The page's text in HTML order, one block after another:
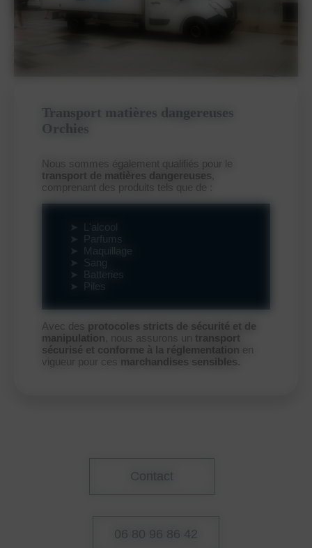
Transport matières dangereuses
Orchies
Nous sommes également qualifiés pour le
transport de matières dangereuses
comprenant des produits tels que de :
L'alcool
Parfums
Maquillage
Batteries
Piles
Avec des protocoles stricts de sécurité et de
manipulation
, nous assurons un
transport
sécurisé et conforme à la réglementation en
vigueur pour ces
marchandises sensibles.
Contact
06 80 96 86 42